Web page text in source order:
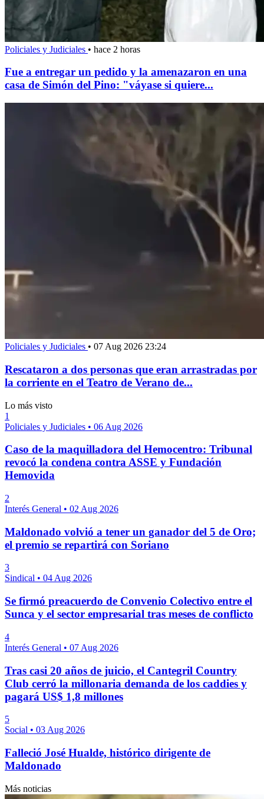
Policiales y Judiciales • hace 2 horas
Fue a entregar un pedido y la amenazaron en una
casa de Simón del Pino: "váyase si quiere...
Policiales y Judiciales • 07 Aug 2026 23:24
Rescataron a dos personas que eran arrastradas por
la corriente en el Teatro de Verano de...
Lo más visto
1
Policiales y Judiciales • 06 Aug 2026
Caso de la maquilladora del Hemocentro: Tribunal
revocó la condena contra ASSE y Fundación
Hemovida
2
Interés General • 02 Aug 2026
Maldonado volvió a tener un ganador del 5 de Oro;
el premio se repartirá con Soriano
3
Sindical • 04 Aug 2026
Se firmó preacuerdo de Convenio Colectivo entre el
Sunca y el sector empresarial tras meses de conflicto
4
Interés General • 07 Aug 2026
Tras casi 20 años de juicio, el Cantegril Country
Club cerró la millonaria demanda de los caddies y
pagará US$ 1,8 millones
5
Social • 03 Aug 2026
Falleció José Hualde, histórico dirigente de
Maldonado
Más noticias